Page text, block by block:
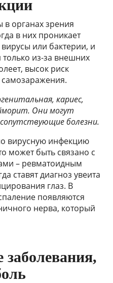
в органах зрения
в них проникает
или бактерии, и
из-за внешних
высок риск
самозаражения.
кариес,
Они могут
болезни.
вирусную инфекцию
может быть связано с
– ревматоидным
ставят диагноз увеита
глаз. В
появляются
нерва, который